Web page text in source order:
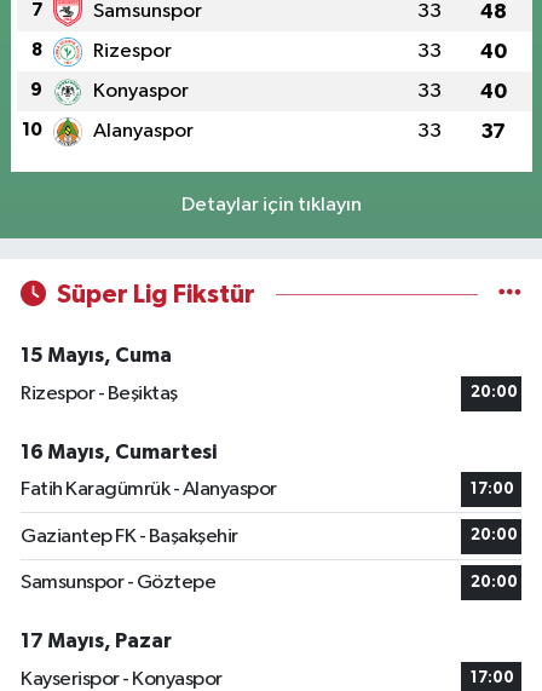
7 Samsunspor 33 48
8 Rizespor 33 40
9 Konyaspor 33 40
10 Alanyaspor 33 37
Detaylar için tıklayın
Süper Lig Fikstür
15 Mayıs, Cuma
Rizespor - Beşiktaş
20:00
16 Mayıs, Cumartesi
Fatih Karagümrük - Alanyaspor
17:00
Gaziantep FK - Başakşehir 20:00
Samsunspor - Göztepe 20:00
17 Mayıs, Pazar
Kayserispor - Konyaspor
17:00